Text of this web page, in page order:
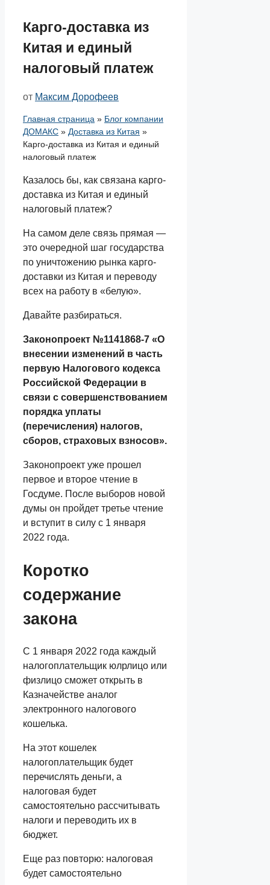
Карго-доставка из
Китая и единый
налоговый платеж
от Максим Дорофеев
Главная страница » Блог компании
ДОМАКС » Доставка из Китая »
Карго-доставка из Китая и единый
налоговый платеж
Казалось бы, как связана карго-
доставка из Китая и единый
налоговый платеж?
На самом деле связь прямая —
это очередной шаг государства
по уничтожению рынка карго-
доставки из Китая и переводу
всех на работу в «белую».
Давайте разбираться.
Законопроект №1141868-7 «О
внесении изменений в часть
первую Налогового кодекса
Российской Федерации в
связи с совершенствованием
порядка уплаты
(перечисления) налогов,
сборов, страховых взносов».
Законопроект уже прошел
первое и второе чтение в
Госдуме. После выборов новой
думы он пройдет третье чтение
и вступит в силу с 1 января
2022 года.
Коротко
содержание
закона
С 1 января 2022 года каждый
налогоплательщик юлрлицо или
физлицо сможет открыть в
Казначействе аналог
электронного налогового
кошелька.
На этот кошелек
налогоплательщик будет
перечислять деньги, а
налоговая будет
самостоятельно рассчитывать
налоги и переводить их в
бюджет.
Еще раз повторю: налоговая
будет самостоятельно